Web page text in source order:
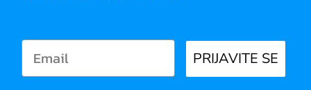
PRIJAVITE SE